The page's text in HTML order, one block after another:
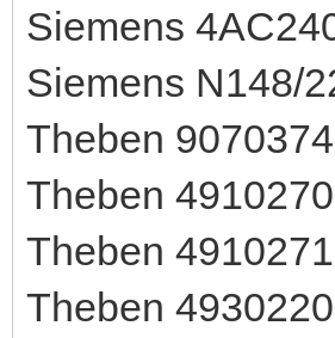
Siemens
Siemens N148/
Theben
Theben
Theben
Theben